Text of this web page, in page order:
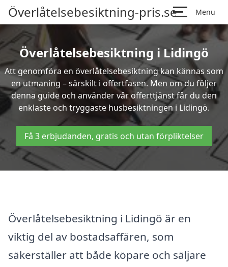
Överlåtelsebesiktning-pris.se Menu
Överlåtelsebesiktning i Lidingö
Att genomföra en överlåtelsebesiktning kan kännas som
en utmaning – särskilt i offertfasen. Men om du följer
denna guide och använder vår offerttjänst får du den
enklaste och tryggaste husbesiktningen i Lidingö.
Få 3 erbjudanden, gratis och utan förpliktelser
Överlåtelsebesiktning i Lidingö är en
viktig del av bostadsaffären, som
säkerställer att både köpare och säljare